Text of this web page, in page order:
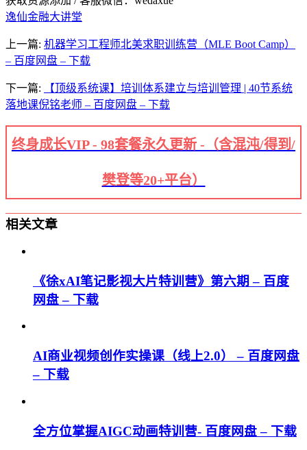
逸仙金融大讲堂
上一篇: 机器学‮工习‬程师北美求‮训职‬练营（MLE Boot Camp）
– 百度网盘 – 下载
下一篇:
【顶级系统课】培训体系建立与培训管理 | 40节系统
落地课倪铭老师 – 百度网盘 – 下载
终身成长VIP - 98套餐永久更新 -（含混沌/得到/
樊登等20+平台）
相关文章
《徐xAI笔记影视大片特训营》第六期 – 百度
网盘 – 下载
AI商业视频创作实操课（线上2.0） – 百度网盘
– 下载
全方位掌握AIGC动画特训营- 百度网盘 – 下载